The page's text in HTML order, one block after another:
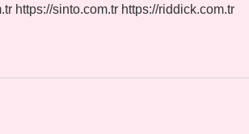
https://sinto.com.tr https://riddick.com.tr